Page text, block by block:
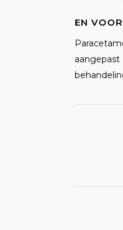
EN
aangepast